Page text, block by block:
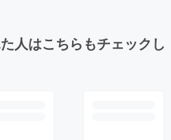
人はこちらもチェックし